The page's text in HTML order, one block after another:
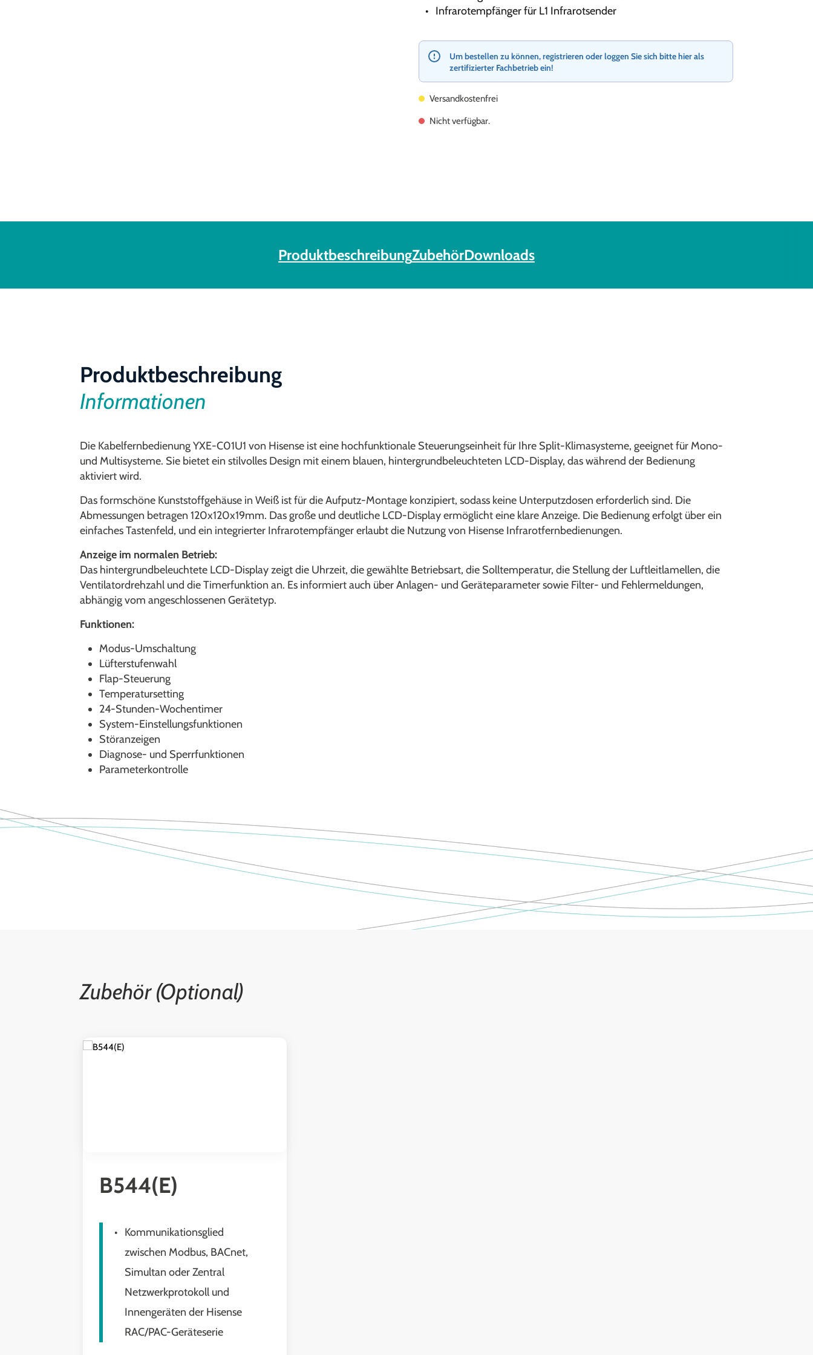
Infrarotempfänger für L1 Infrarotsender
Um bestellen zu können, registrieren oder loggen Sie sich bitte hier als
zertifizierter Fachbetrieb ein!
Versandkostenfrei
Nicht verfügbar.
ProduktbeschreibungZubehörDownloads
Produktbeschreibung
Informationen
Die Kabelfernbedienung YXE-C01U1 von Hisense ist eine hochfunktionale Steuerungseinheit für Ihre Split-Klimasysteme, geeignet für Mono-
und Multisysteme. Sie bietet ein stilvolles Design mit einem blauen, hintergrundbeleuchteten LCD-Display, das während der Bedienung
aktiviert wird.
Das formschöne Kunststoffgehäuse in Weiß ist für die Aufputz-Montage konzipiert, sodass keine Unterputzdosen erforderlich sind. Die
Abmessungen betragen 120x120x19mm. Das große und deutliche LCD-Display ermöglicht eine klare Anzeige. Die Bedienung erfolgt über ein
einfaches Tastenfeld, und ein integrierter Infrarotempfänger erlaubt die Nutzung von Hisense Infrarotfernbedienungen.
Anzeige im normalen Betrieb:
Das hintergrundbeleuchtete LCD-Display zeigt die Uhrzeit, die gewählte Betriebsart, die Solltemperatur, die Stellung der Luftleitlamellen, die
Ventilatordrehzahl und die Timerfunktion an. Es informiert auch über Anlagen- und Geräteparameter sowie Filter- und Fehlermeldungen,
abhängig vom angeschlossenen Gerätetyp.
Funktionen:
Modus-Umschaltung
Lüfterstufenwahl
Flap-Steuerung
Temperatursetting
24-Stunden-Wochentimer
System-Einstellungsfunktionen
Störanzeigen
Diagnose- und Sperrfunktionen
Parameterkontrolle
Zubehör (Optional)
B544(E)
Kommunikationsglied
zwischen Modbus, BACnet,
Simultan oder Zentral
Netzwerkprotokoll und
Innengeräten der Hisense
RAC/PAC-Geräteserie